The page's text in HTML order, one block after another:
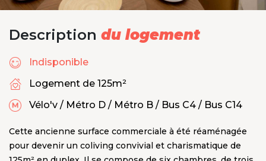
Description du logement
Indisponible
Logement de 125m²
Vélo'v / Métro D / Métro B / Bus C4 / Bus C14
Cette ancienne surface commerciale à été réaménagée
pour devenir un coliving convivial et charismatique de